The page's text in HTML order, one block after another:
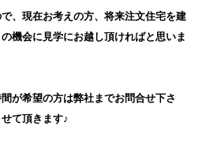
、現在お考えの方、将来注文住宅を建
機会に見学にお越し頂ければと思いま
が希望の方は弊社までお問合せ下さ
て頂きます♪